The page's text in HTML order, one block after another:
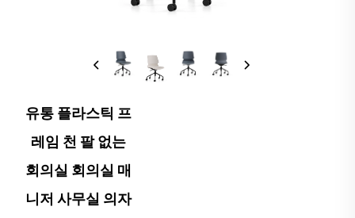
유통 플라스틱 프
레임 천 팔 없는
회의실 회의실 매
니저 사무실 의자